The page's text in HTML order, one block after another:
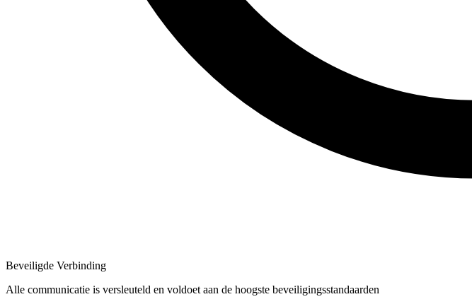
Beveiligde Verbinding
Alle communicatie is versleuteld en voldoet aan de hoogste beveiligingsstandaarden